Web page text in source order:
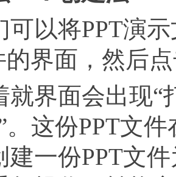
将PPT演示
的界面，然后
面会出现“打
。这份PPT文
建一份PPT文